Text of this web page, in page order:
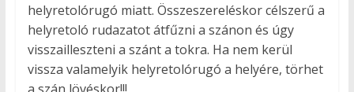
helyretolórugó miatt. Összeszereléskor célszerű a
helyretoló rudazatot átfűzni a szánon és úgy
visszailleszteni a szánt a tokra. Ha nem kerül
vissza valamelyik helyretolórugó a helyére, törhet